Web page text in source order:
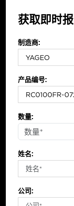
获取即时
制造商:
产品编号:
数量:
姓名:
公司: